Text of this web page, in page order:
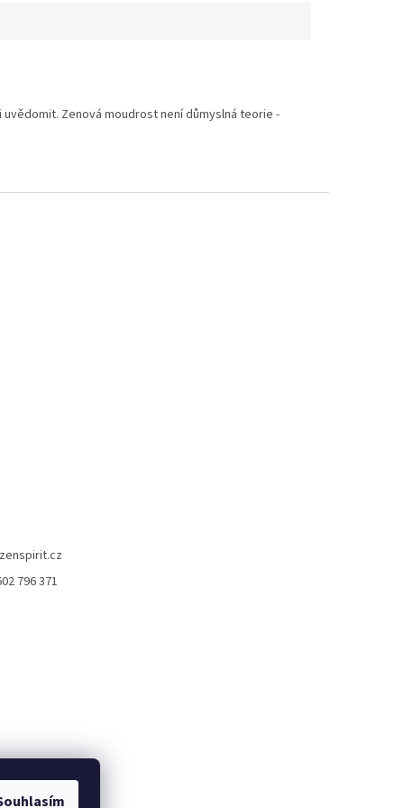
Zenová moudrost není důmyslná teorie -
zenspirit.cz
796 371